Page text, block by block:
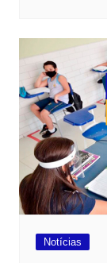
Notícias